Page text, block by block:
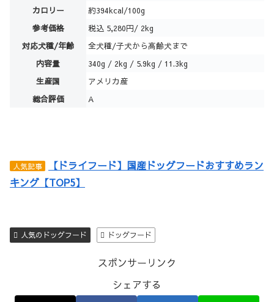
カロリー
約394kcal/100g
参考価格
税込 5,280円/ 2kg
対応犬種/年齢
全犬種/子犬から高齢犬まで
内容量
340g / 2kg / 5.9kg / 11.3kg
生産国
アメリカ産
総合評価
A
人気記事
【ドライフード】国産ドッグフードおすすめラン
キング【TOP5】
人気のドッグフード ドッグフード
スポンサーリンク
シェアする